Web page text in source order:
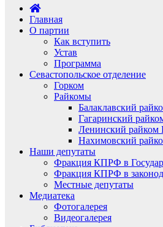
Главная
О партии
Как вступить
Устав
Программа
Севастопольское отделение
Горком
Райкомы
Балаклавский
Гагаринский
Ленинский
Нахимовский
Наши депутаты
Фракция КПРФ в
Фракция КПРФ в
Местные депутаты
Медиатека
Фотогалерея
Видеогалерея